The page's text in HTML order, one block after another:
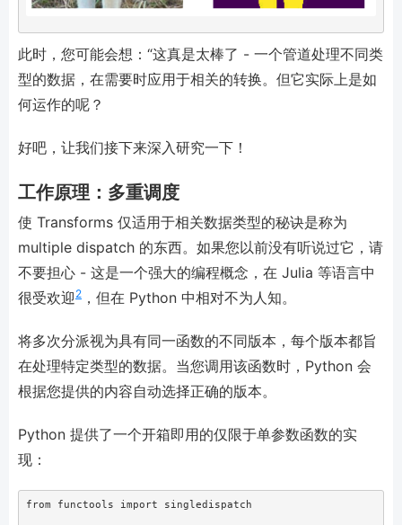
此时，您可能会想：“这真是太棒了 - 一个管道处理不同类
型的数据，在需要时应用于相关的转换。但它实际上是如
何运作的呢？
好吧，让我们接下来深入研究一下！
工作原理：多重调度
使 Transforms 仅适用于相关数据类型的秘诀是称为
multiple dispatch 的东西。如果您以前没有听说过它，请
不要担心 - 这是一个强大的编程概念，在 Julia 等语言中
很受欢迎 2 ，但在 Python 中相对不为人知。
将多次分派视为具有同一函数的不同版本，每个版本都旨
在处理特定类型的数据。当您调用该函数时，Python 会
根据您提供的内容自动选择正确的版本。
Python 提供了一个开箱即用的仅限于单参数函数的实
现：
from functools import singledispatch